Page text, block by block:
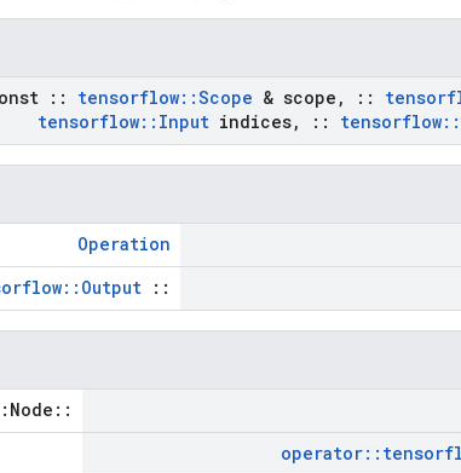
:: tensorflow::Scope & scope , ::
tensorflow:: Input indices, :: tensorflow::
Operation
::
::tensorflow::Node *
operator::